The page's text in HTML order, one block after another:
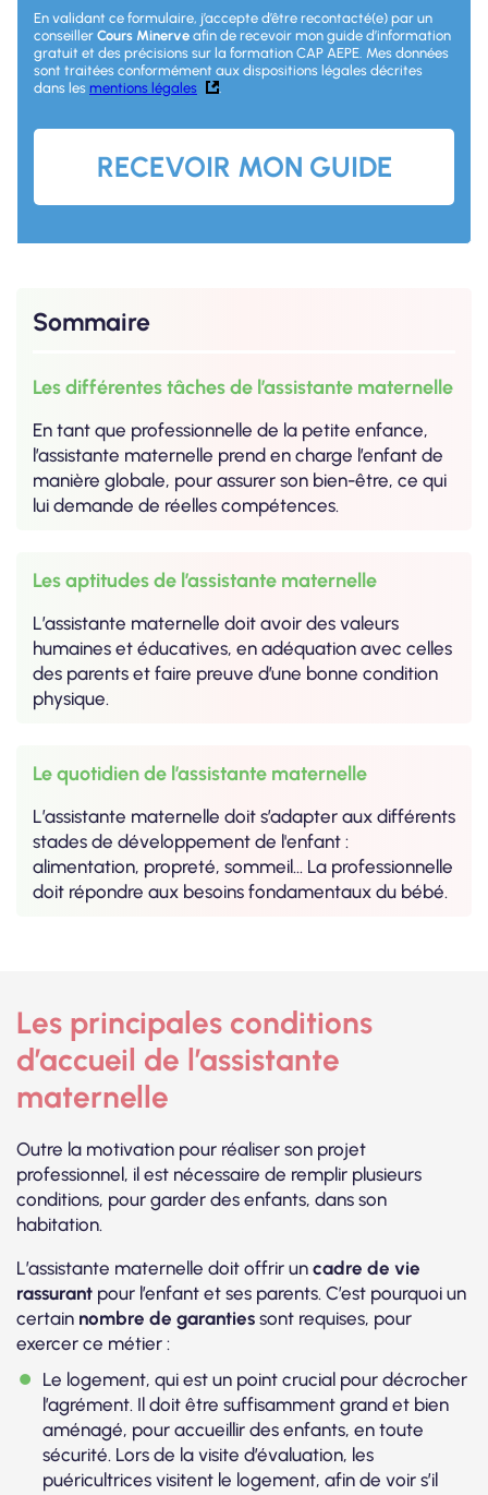
En validant ce formulaire, j’accepte d’être recontacté(e) par un
conseillerCours Minerveafin de recevoir mon guide d’information
gratuit et des précisions sur la formation CAP AEPE. Mes données
sont traitées conformément aux dispositions légales décrites
dans lesmentions légales
Sommaire
Les différentes tâches de l’assistante maternelle
En tant que professionnelle de la petite enfance,
l’assistante maternelle prend en charge l’enfant de
manière globale, pour assurer son bien-être, ce qui
lui demande de réelles compétences.
Les aptitudes de l’assistante maternelle
L’assistante maternelle doit avoir des valeurs
humaines et éducatives, en adéquation avec celles
des parents et faire preuve d’une bonne condition
physique.
Le quotidien de l’assistante maternelle
L’assistante maternelle doit s’adapter aux différents
stades de développement de l'enfant :
alimentation, propreté, sommeil… La professionnelle
doit répondre aux besoins fondamentaux du bébé.
Les principales conditions
d’accueil de l’assistante
maternelle
Outre la motivation pour réaliser son projet
professionnel, il est nécessaire de remplir plusieurs
conditions, pour garder des enfants, dans son
habitation.
L’assistante maternelle doit offrir un cadre de vie
rassurant pour l’enfant et ses parents. C’est pourquoi un
certain nombre de garanties sont requises, pour
exercer ce métier :
Le logement, qui est un point crucial pour décrocher
l’agrément. Il doit être suffisamment grand et bien
aménagé, pour accueillir des enfants, en toute
sécurité. Lors de la visite d’évaluation, les
puéricultrices visitent le logement, afin de voir s’il